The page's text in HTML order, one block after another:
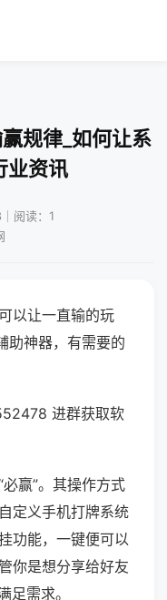
规律_如何让系
业资讯
阅读：1
以让一直输的玩
助神器，有需要的
进群获取软
赢”。其操作方式
定义手机打牌系统
功能，一键便可以
你是想分享给好友
足需求。